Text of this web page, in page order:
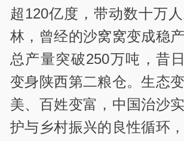
超120亿度，带动数十万
林，曾经的沙窝窝变成稳
总产量突破250万吨，昔
变身陕西第二粮仓。生态
美、百姓变富，中国治沙
护与乡村振兴的良性循环